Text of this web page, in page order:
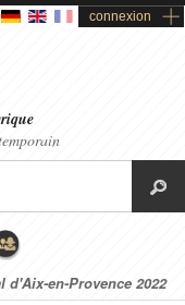
connexion
d'Aix-en-Provence 2022